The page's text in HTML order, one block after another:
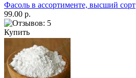
Фасоль в ассортименте, высший сорт
99.00 р.
Купить